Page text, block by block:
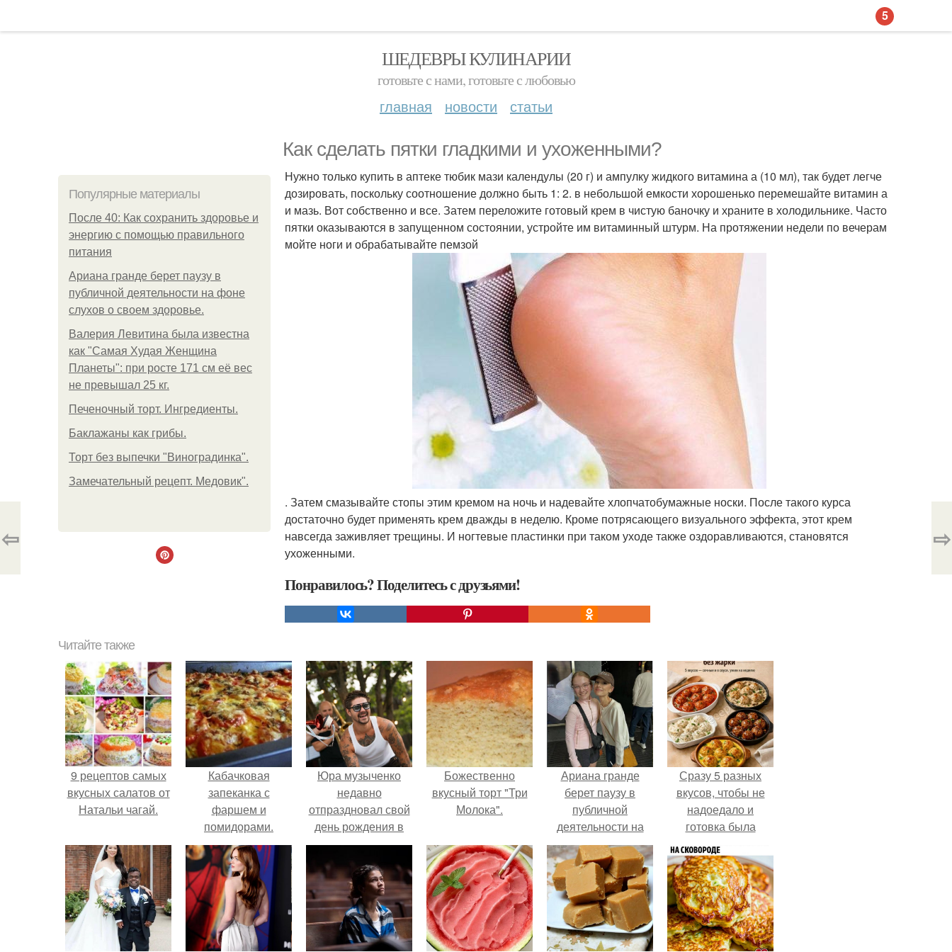
ШЕДЕВРЫ КУЛИНАРИИ
готовьте с нами, готовьте с любовью
главная новости статьи
Как сделать пятки гладкими и ухоженными?
Популярные материалы
После 40: Как сохранить здоровье и
энергию с помощью правильного
питания
Ариана гранде берет паузу в
публичной деятельности на фоне
слухов о своем здоровье.
Валерия Левитина была известна
как "Самая Худая Женщина
Планеты": при росте 171 см её вес
не превышал 25 кг.
Печеночный торт. Ингредиенты.
Баклажаны как грибы.
Торт без выпечки "Виноградинка".
Замечательный рецепт. Медовик".
Нужно только купить в аптеке тюбик мази календулы (20 г) и ампулку жидкого витамина а (10 мл), так будет легче
дозировать, поскольку соотношение должно быть 1: 2. в небольшой емкости хорошенько перемешайте витамин а
и мазь. Вот собственно и все. Затем переложите готовый крем в чистую баночку и храните в холодильнике. Часто
пятки оказываются в запущенном состоянии, устройте им витаминный штурм. На протяжении недели по вечерам
мойте ноги и обрабатывайте пемзой
. Затем смазывайте стопы этим кремом на ночь и надевайте хлопчатобумажные носки. После такого курса
достаточно будет применять крем дважды в неделю. Кроме потрясающего визуального эффекта, этот крем
навсегда заживляет трещины. И ногтевые пластинки при таком уходе также оздоравливаются, становятся
ухоженными.
Понравилось? Поделитесь с друзьями!
⇦ ⇨
Читайте также
9 рецептов самых
вкусных салатов от
Натальи чагай.
Кабачковая
запеканка с
фаршем и
помидорами.
Юра музыченко
недавно
отпраздновал свой
день рождения в
кругу самых
близких и родных
людей.
Божественно
вкусный торт "Три
Молока".
Ариана гранде
берет паузу в
публичной
деятельности на
фоне слухов о
своем здоровье.
Сразу 5 разных
вкусов, чтобы не
надоедало и
готовка была
проще.
5